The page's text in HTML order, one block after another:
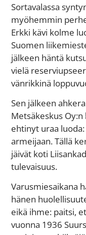
Sortavalassa
myöhemmin
Erkki kävi kolme
Suomen
jälkeen häntä
vielä
vänrikkinä
Sen jälkeen
Metsäkeskus
ehtinyt uraa
armeijaan. Tällä
jäivät koti
tulevaisuus.
Varusmiesaikana
hänen
eikä ihme: paitsi,
vuonna 1936